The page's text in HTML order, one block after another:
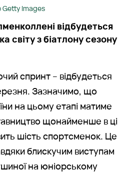
Getty Images
відбудеться
світу з біатлону сезону
спринт – відбудеться
Зазначимо, що
на цьому етапі матиме
щонайменше в ці
шість спортсменок. Це
блискучим виступам
на юніорському